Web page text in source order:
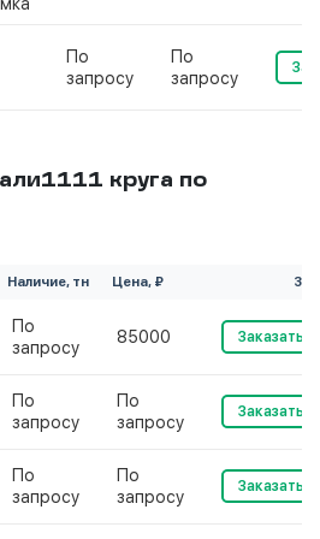
По
запросу
По
запросу
круга по
Наличие, тн Цена, ₽
По
запросу
85000 Заказать
По
запросу
По
запросу
Заказать
По
запросу
По
запросу
Заказать